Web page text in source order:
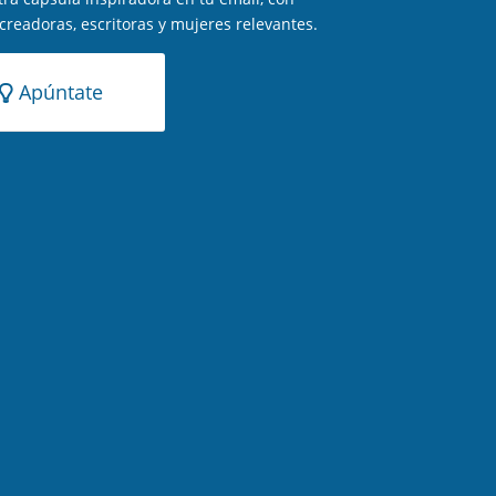
escritoras y mujeres relevantes.
Apúntate